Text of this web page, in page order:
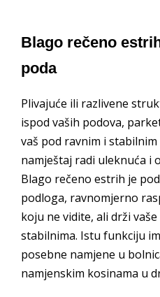
Blago rečeno
poda
Plivajuće ili razlivene
ispod vaših podova,
vaš pod ravnim i
namještaj radi uleknuća i
Blago rečeno estrih je
podloga, ravnomjerno
koju ne vidite, ali drži
stabilnima. Istu funkciju
posebne namjene u
namjenskim kosinama u